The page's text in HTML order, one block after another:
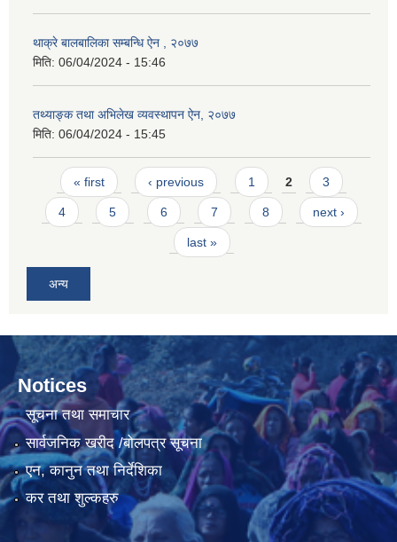
थाक्रे बालबालिका सम्बन्धि ऐन , २०७७
मिति: 06/04/2024 - 15:46
तथ्याङ्क तथा अभिलेख व्यवस्थापन ऐन, २०७७
मिति: 06/04/2024 - 15:45
Pages
« first ‹ previous 1 2 3
4 5 6 7 8 next ›
last »
अन्य
Notices
सूचना तथा समाचार
सार्वजनिक खरीद /बोलपत्र सूचना
एन, कानुन तथा निर्देशिका
कर तथा शुल्कहरु